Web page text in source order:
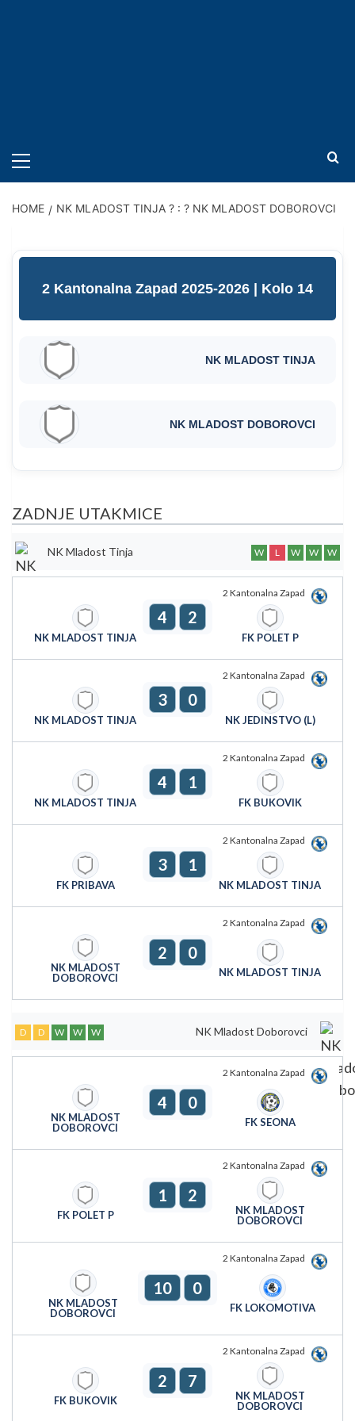
MENU
HOME NK MLADOST TINJA ? : ? NK MLADOST DOBOROVCI
2 Kantonalna Zapad 2025-2026 | Kolo 14
NK MLADOST TINJA
NK MLADOST DOBOROVCI
ZADNJE UTAKMICE
NK Mladost Tinja W L W W W
2 Kantonalna Zapad
NK MLADOST TINJA
4 2
FK POLET P
2 Kantonalna Zapad
NK MLADOST TINJA
3 0
NK JEDINSTVO (L)
2 Kantonalna Zapad
NK MLADOST TINJA
4 1
FK BUKOVIK
2 Kantonalna Zapad
FK PRIBAVA
3 1
NK MLADOST TINJA
2 Kantonalna Zapad
NK MLADOST
DOBOROVCI
2 0
NK MLADOST TINJA
NK Mladost Doborovci
D D W W W
2 Kantonalna Zapad
NK MLADOST
DOBOROVCI
4 0
FK SEONA
2 Kantonalna Zapad
FK POLET P
1 2
NK MLADOST
DOBOROVCI
2 Kantonalna Zapad
NK MLADOST
DOBOROVCI
10 0
FK LOKOMOTIVA
2 Kantonalna Zapad
FK BUKOVIK
2 7
NK MLADOST
DOBOROVCI